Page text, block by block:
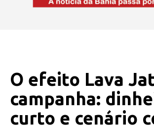
O efeito Lava
campanha:
curto e cenário